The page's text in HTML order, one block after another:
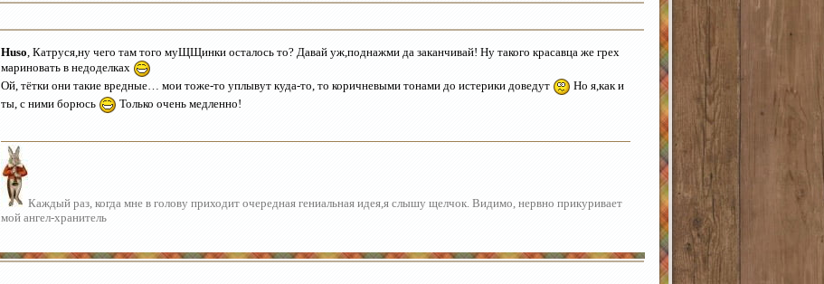
Huso, Катруся,ну чего там того муЩЩинки осталось то? Давай уж,поднажми да заканчивай! Ну такого красавца же грех
мариновать в недоделках
Ой, тётки они такие вредные… мои тоже-то уплывут куда-то, то коричневыми тонами до истерики доведут
Но я,как и
ты, с ними борюсь
Только очень медленно!
Каждый раз, когда мне в голову приходит очередная гениальная идея,я слышу щелчок. Видимо, нервно прикуривает
мой ангел-хранитель